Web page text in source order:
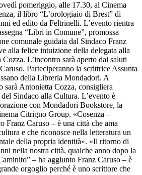
pomeriggio, alle 17.30, al Cinema
il libro “L’orologiaio di Brest” di
ed edito da Feltrinelli. L’evento rientra
“Libri in Comune”, promossa
comunale guidata dal Sindaco Franz
alla felice intuizione della delegata alla
L’incontro sarà aperto dai saluti
Parteciperanno la scrittrice Assunta
della Libreria Mondadori. A
sarà Antonietta Cozza, consigliera
Sindaco alla Cultura. L’evento è
con Mondadori Bookstore, la
Citrigno Group. «Cosenza –
Franz Caruso – è una città che ama
e che riconosce nella letteratura un
della propria identità». «Il ritorno di
nella nostra città, qualche anno dopo la
– ha aggiunto Franz Caruso – è
orgoglio perché è uno scrittore che